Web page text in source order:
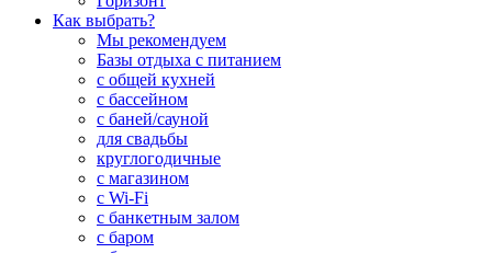
Как выбрать?
Мы рекомендуем
Базы отдыха с питанием
с общей кухней
с бассейном
с баней/сауной
для свадьбы
круглогодичные
с магазином
с Wi-Fi
с банкетным залом
с баром